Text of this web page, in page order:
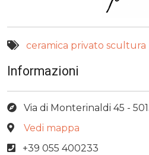
ceramica privato scultura
Informazioni
Via di Monterinaldi 45 -
Vedi mappa
+39 055 400233